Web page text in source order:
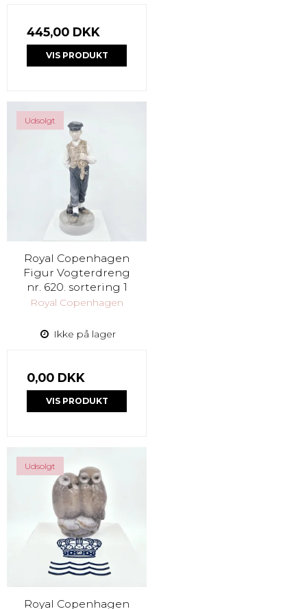
445,00 DKK
VIS PRODUKT
Udsolgt
Royal Copenhagen
Figur Vogterdreng
nr. 620. sortering 1
Royal Copenhagen
Ikke på lager
0,00 DKK
VIS PRODUKT
Udsolgt
Royal Copenhagen